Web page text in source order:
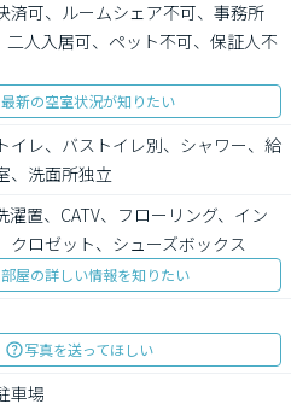
済可、ルームシェア不可、事務所
二人入居可、ペット不可、保証人不
最新の空室状況が知りたい
イレ、バストイレ別、シャワー、給
、洗面所独立
濯置、CATV、フローリング、イン
クロゼット、シューズボックス
屋の詳しい情報を知りたい
写真を送ってほしい
車場